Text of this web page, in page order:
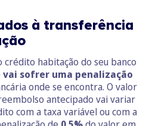
à transferência
habitação do seu banco
vai sofrer uma penalização
onde se encontra. O valor
antecipado vai variar
com a taxa variável ou com a